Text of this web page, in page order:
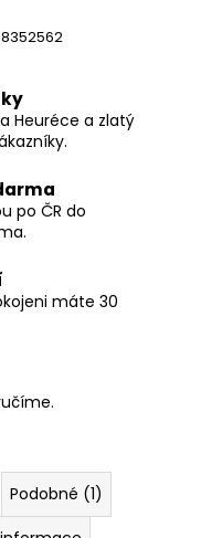
Heuréce a zlatý
po ČR do
máte 30
Podobné (1)